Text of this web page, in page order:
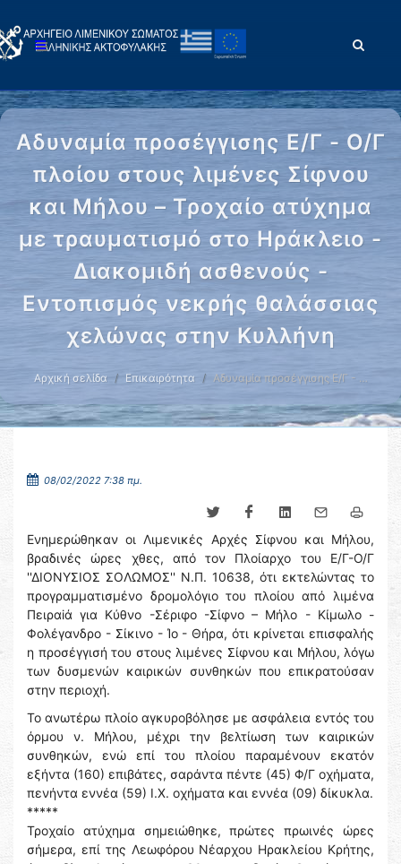
Αδυναμία προσέγγισης Ε/Γ - Ο/Γ
πλοίου στους λιμένες Σίφνου
και Μήλου – Τροχαίο ατύχημα
με τραυματισμό στο Ηράκλειο -
Διακομιδή ασθενούς -
Εντοπισμός νεκρής θαλάσσιας
χελώνας στην Κυλλήνη
Αρχική σελίδα Επικαιρότητα Αδυναμία προσέγγισης Ε/Γ - …
08/02/2022 7:38 πμ.
Ενημερώθηκαν οι Λιμενικές Αρχές Σίφνου και Μήλου,
βραδινές ώρες χθες, από τον Πλοίαρχο του Ε/Γ-Ο/Γ
''ΔΙΟΝΥΣΙΟΣ ΣΟΛΩΜΟΣ'' Ν.Π. 10638, ότι εκτελώντας το
προγραμματισμένο δρομολόγιο του πλοίου από λιμένα
Πειραiά για Κύθνο -Σέριφο -Σίφνο – Μήλο - Κίμωλο -
Φολέγανδρο - Σίκινο - Ίο - Θήρα, ότι κρίνεται επισφαλής
η προσέγγισή του στους λιμένες Σίφνου και Μήλου, λόγω
των δυσμενών καιρικών συνθηκών που επικρατούσαν
στην περιοχή.
Το ανωτέρω πλοίο αγκυροβόλησε με ασφάλεια εντός του
όρμου ν. Μήλου, μέχρι την βελτίωση των καιρικών
συνθηκών, ενώ επί του πλοίου παραμένουν εκατόν
εξήντα (160) επιβάτες, σαράντα πέντε (45) Φ/Γ οχήματα,
πενήντα εννέα (59) Ι.Χ. οχήματα και εννέα (09) δίκυκλα.
*****
Τροχαίο ατύχημα σημειώθηκε, πρώτες πρωινές ώρες
σήμερα, επί της Λεωφόρου Νέαρχου Ηρακλείου Κρήτης,